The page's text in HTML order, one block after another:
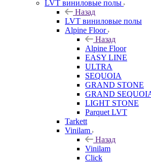
LVT виниловые полы
Назад
LVT виниловые полы
Alpine Floor
Назад
Alpine Floor
EASY LINE
ULTRA
SEQUOIA
GRAND STONE
GRAND
LIGHT STONE
Parquet LVT
Tarkett
Vinilam
Назад
Vinilam
Click